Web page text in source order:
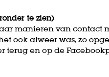
te zien)
manieren van contact
ook alweer was, zo
terug en op de